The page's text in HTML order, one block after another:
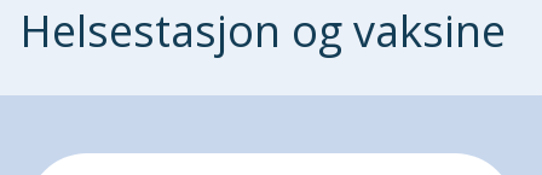
Helsestasjon og vaksine